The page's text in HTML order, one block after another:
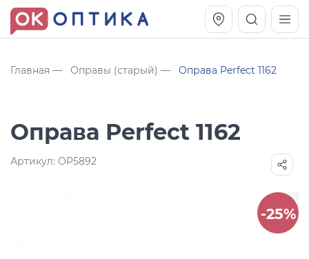
Главная Оправы (старый) Оправа Perfect 1162
Оправа Perfect 1162
Артикул: OP5892
-25%
Оправа Vogue OVO 4025